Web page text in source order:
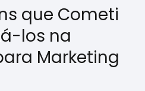
que Cometi
los na
Marketing